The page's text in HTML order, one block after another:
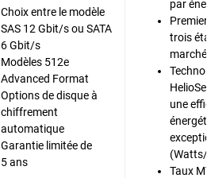
Choix entre le modèle
SAS 12 Gbit/s ou SATA
6 Gbit/s
Modèles 512e
Advanced Format
Options de disque à
chiffrement
automatique
Garantie limitée de
5 ans
par
trois
marché
une
Taux